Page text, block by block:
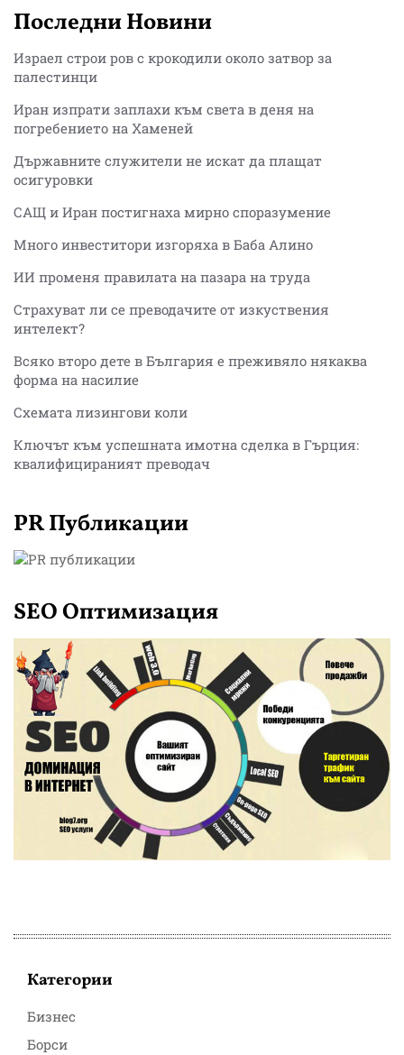
Последни Новини
Израел строи ров с крокодили около затвор за
палестинци
Иран изпрати заплахи към света в деня на
погребението на Хаменей
Държавните служители не искат да плащат
осигуровки
САЩ и Иран постигнаха мирно споразумение
Много инвеститори изгоряха в Баба Алино
ИИ променя правилата на пазара на труда
Страхуват ли се преводачите от изкуствения
интелект?
Всяко второ дете в България е преживяло някаква
форма на насилие
Схемата лизингови коли
Ключът към успешната имотна сделка в Гърция:
квалифицираният преводач
PR Публикации
SEO Оптимизация
Категории
Бизнес
Борси